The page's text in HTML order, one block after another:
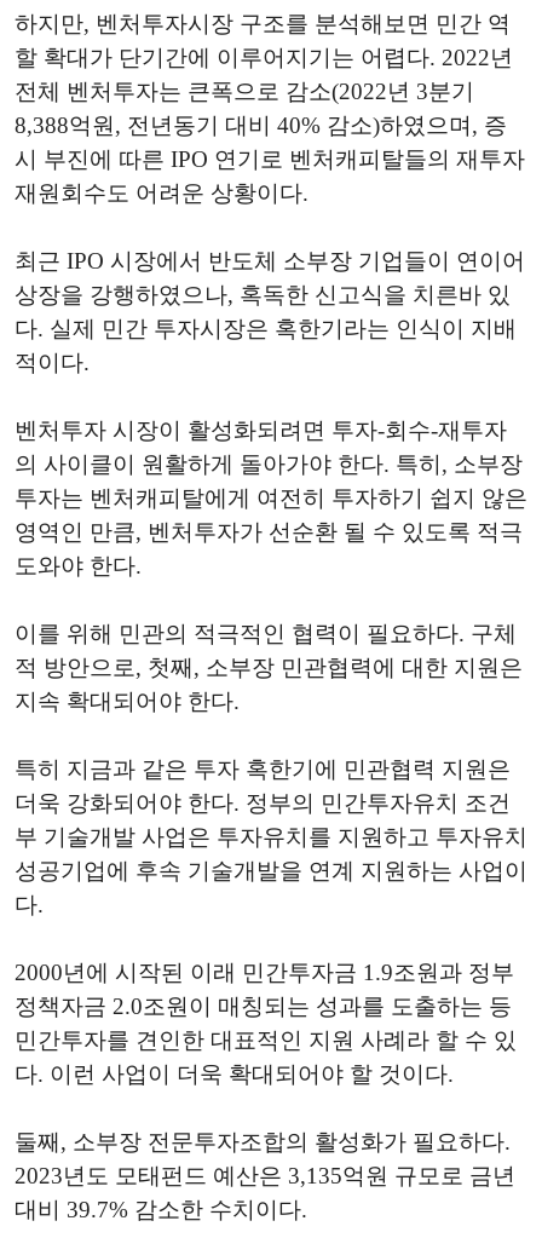
하지만, 벤처투자시장 구조를 분석해보면 민간 역
할 확대가 단기간에 이루어지기는 어렵다. 2022년
전체 벤처투자는 큰폭으로 감소(2022년 3분기
8,388억원, 전년동기 대비 40% 감소)하였으며, 증
시 부진에 따른 IPO 연기로 벤처캐피탈들의 재투자
재원회수도 어려운 상황이다.
최근 IPO 시장에서 반도체 소부장 기업들이 연이어
상장을 강행하였으나, 혹독한 신고식을 치른바 있
다. 실제 민간 투자시장은 혹한기라는 인식이 지배
적이다.
벤처투자 시장이 활성화되려면 투자-회수-재투자
의 사이클이 원활하게 돌아가야 한다. 특히, 소부장
투자는 벤처캐피탈에게 여전히 투자하기 쉽지 않은
영역인 만큼, 벤처투자가 선순환 될 수 있도록 적극
도와야 한다.
이를 위해 민관의 적극적인 협력이 필요하다. 구체
적 방안으로, 첫째, 소부장 민관협력에 대한 지원은
지속 확대되어야 한다.
특히 지금과 같은 투자 혹한기에 민관협력 지원은
더욱 강화되어야 한다. 정부의 민간투자유치 조건
부 기술개발 사업은 투자유치를 지원하고 투자유치
성공기업에 후속 기술개발을 연계 지원하는 사업이
다.
2000년에 시작된 이래 민간투자금 1.9조원과 정부
정책자금 2.0조원이 매칭되는 성과를 도출하는 등
민간투자를 견인한 대표적인 지원 사례라 할 수 있
다. 이런 사업이 더욱 확대되어야 할 것이다.
둘째, 소부장 전문투자조합의 활성화가 필요하다.
2023년도 모태펀드 예산은 3,135억원 규모로 금년
대비 39.7% 감소한 수치이다.